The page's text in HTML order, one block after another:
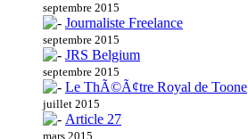
septembre 2015
Journaliste Freelance
septembre 2015
JRS Belgium
septembre 2015
Le ThÃ©Ã¢tre Royal de Toone
juillet 2015
Article 27
mars 2015